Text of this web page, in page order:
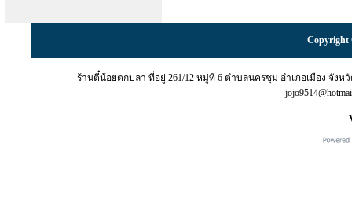
Copyright
ร้านตี๋น้อยตกปลา ที่อยู่ 261/12 หมู่ที่ 6 ตำบลนครชุม อำเภอเมือง จังหวั